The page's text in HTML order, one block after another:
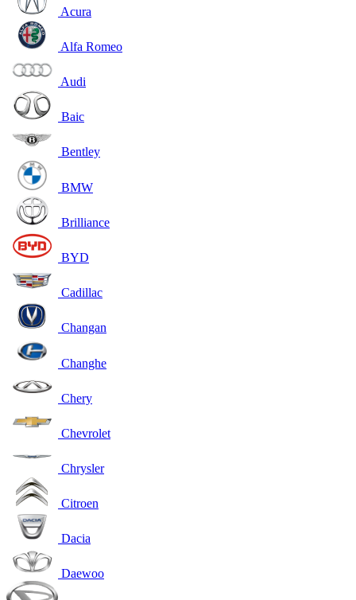
Acura
Alfa Romeo
Audi
Baic
Bentley
BMW
Brilliance
BYD
Cadillac
Changan
Changhe
Chery
Chevrolet
Chrysler
Citroen
Dacia
Daewoo